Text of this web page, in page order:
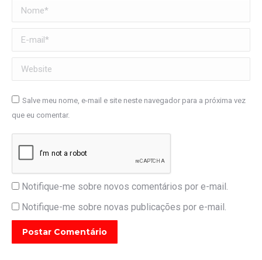
Nome *
E-mail *
Website
Salve meu nome, e-mail e site neste navegador para a próxima vez
que eu comentar.
Notifique-me sobre novos comentários por e-mail.
Notifique-me sobre novas publicações por e-mail.
Postar Comentário